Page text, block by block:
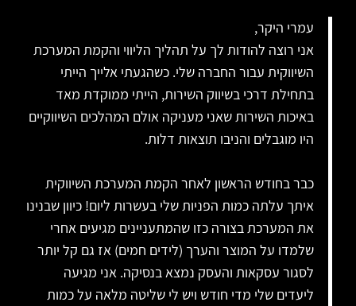
עמרי היקר,
אני רוצה להודות לך על תהליך הליווי והקמת המערכת
השיווקית עבור החברה שלי. כשהגעתי אלייך הייתי
בתחילת דרכי בשיווק השירות, הייתי ממוקדת מאד
באיכות השירות שאני מעניקה אולם המהלכים השיווקיים
היו מוגבלים והניבו תוצאות דלות.
כבר בחודש הראשון לאחר הקמת המערכת השיווקית
איתך עלתה כמות הפניות שלי בעשרות ליום! כיוון שבנינו
את המערכת בצורה כזו שהמתעניינים מגיעים אחרי
שלמדו על המוצר והערך (לידים חמים) אז גם קל יותר
לסגור עסקאות והעסק נמצא בנסיקה. אני מגיעה
ליעדים שלי מדי חודש ויש לי שליטה מלאה על כמות